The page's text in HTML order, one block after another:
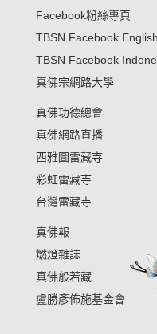
Facebook粉絲專頁
TBSN Facebook English
TBSN Facebook
真佛宗網路大學
真佛功德總會
真佛網路直播
西雅圖雷藏寺
彩虹雷藏寺
台灣雷藏寺
真佛報
燃燈雜誌
真佛般若藏
盧勝彥佈施基金會